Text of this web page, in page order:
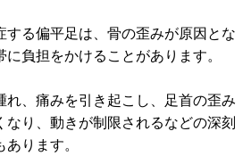
する偏平足は、骨の歪みが原因とな
負担をかけることがあります。
れ、痛みを引き起こし、足首の歪み
なり、動きが制限されるなどの深刻
ります。